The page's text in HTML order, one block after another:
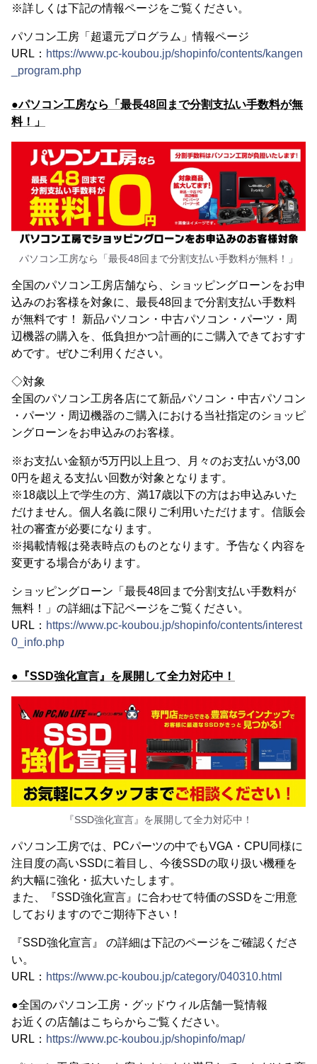
※詳しくは下記の情報ページをご覧ください。
パソコン工房「超還元プログラム」情報ページ
URL： https://www.pc-koubou.jp/shopinfo/contents/kangen
_program.php
●パソコン工房なら「最長48回まで分割支払い手数料が無
料！」
パソコン工房なら「最長48回まで分割支払い手数料が無料！」
全国のパソコン工房店舗なら、ショッピングローンをお申
込みのお客様を対象に、最長48回まで分割支払い手数料
が無料です！ 新品パソコン・中古パソコン・パーツ・周
辺機器の購入を、低負担かつ計画的にご購入できておすす
めです。ぜひご利用ください。
◇対象
全国のパソコン工房各店にて新品パソコン・中古パソコン
・パーツ・周辺機器のご購入における当社指定のショッピ
ングローンをお申込みのお客様。
※お支払い金額が5万円以上且つ、月々のお支払いが3,00
0円を超える支払い回数が対象となります。
※18歳以上で学生の方、満17歳以下の方はお申込みいた
だけません。個人名義に限りご利用いただけます。信販会
社の審査が必要になります。
※掲載情報は発表時点のものとなります。予告なく内容を
変更する場合があります。
ショッピングローン「最長48回まで分割支払い手数料が
無料！」の詳細は下記ページをご覧ください。
URL： https://www.pc-koubou.jp/shopinfo/contents/interest
0_info.php
●『SSD強化宣言』を展開して全力対応中！
『SSD強化宣言』を展開して全力対応中！
パソコン工房では、PCパーツの中でもVGA・CPU同様に
注目度の高いSSDに着目し、今後SSDの取り扱い機種を
約大幅に強化・拡大いたします。
また、『SSD強化宣言』に合わせて特価のSSDをご用意
しておりますのでご期待下さい！
『SSD強化宣言』 の詳細は下記のページをご確認くださ
い。
URL： https://www.pc-koubou.jp/category/040310.html
●全国のパソコン工房・グッドウィル店舗一覧情報
お近くの店舗はこちらからご覧ください。
URL： https://www.pc-koubou.jp/shopinfo/map/